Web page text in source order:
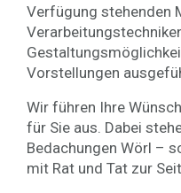
Verfügung stehenden
Vorstellungen
Wir führen Ihre
für Sie aus. Dabei
Bedachungen Wörl –
mit Rat und Tat zur